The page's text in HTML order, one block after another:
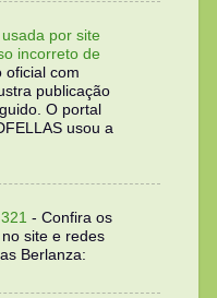
por site
incorreto de
oficial com
publicação
O portal
usou a
- Confira os
site e redes
Berlanza: